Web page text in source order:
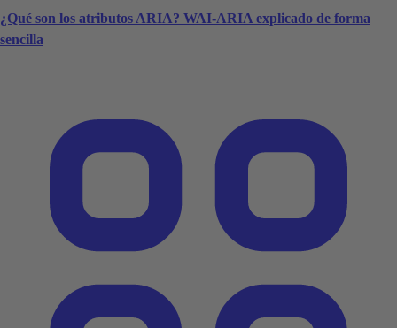
¿Qué son los atributos ARIA? WAI-ARIA explicado de forma
sencilla